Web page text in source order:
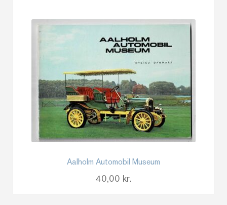
Aalholm Automobil Museum
40,00 kr.